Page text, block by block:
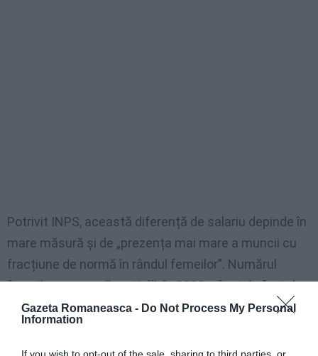
Gazeta Romaneasca - Do Not Process My Personal
Information
If you wish to opt-out of the sale, sharing to third parties, or
Potrivit INPS, această diferență de salariu depinde în
mare măsură și de „prezența mai mare a muncii cu
fracțiune de normă în rândul femeilor”. Numărul
femeilor cu normă parțială în 2022 a fost de fapt de
3.584.665, în timp ce colegii bărbați care nu lucrau cu
normă întreagă erau doar 2.066.260.